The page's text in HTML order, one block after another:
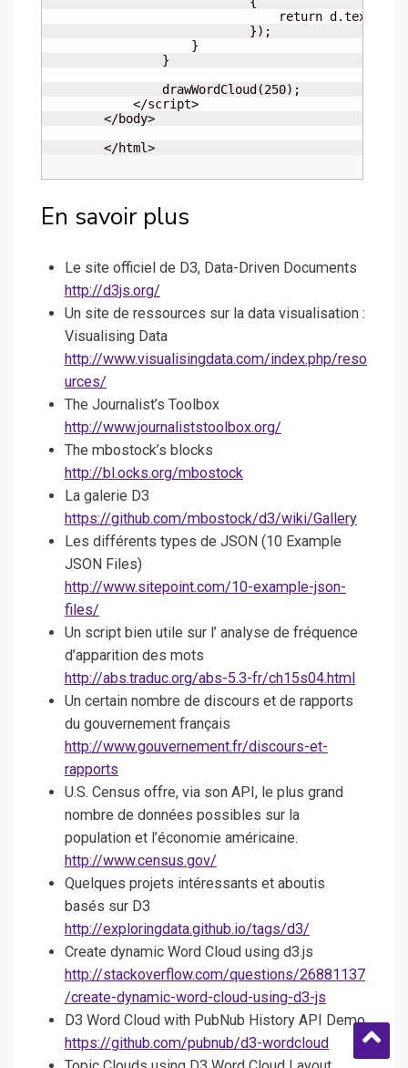
En savoir plus
Le site officiel de D3, Data-Driven Documents
http://d3js.org/
Un site de ressources sur la data visualisation :
Visualising Data
http://www.visualisingdata.com/index.php/reso
urces/
The Journalist’s Toolbox
http://www.journaliststoolbox.org/
The mbostock’s blocks
http://bl.ocks.org/mbostock
La galerie D3
https://github.com/mbostock/d3/wiki/Gallery
Les différents types de JSON (10 Example
JSON Files)
http://www.sitepoint.com/10-example-json-
files/
Un script bien utile sur l’ analyse de fréquence
d’apparition des mots
http://abs.traduc.org/abs-5.3-fr/ch15s04.html
Un certain nombre de discours et de rapports
du gouvernement français
http://www.gouvernement.fr/discours-et-
rapports
U.S. Census offre, via son API, le plus grand
nombre de données possibles sur la
population et l’économie américaine.
http://www.census.gov/
Quelques projets intéressants et aboutis
basés sur D3
http://exploringdata.github.io/tags/d3/
Create dynamic Word Cloud using d3.js
http://stackoverflow.com/questions/26881137
/create-dynamic-word-cloud-using-d3-js
D3 Word Cloud with PubNub History API Demo
https://github.com/pubnub/d3-wordcloud